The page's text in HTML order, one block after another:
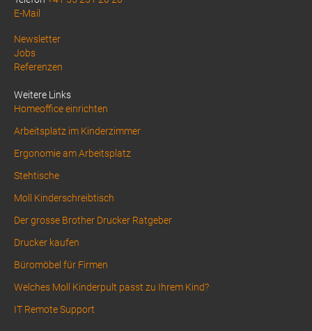
E-Mail
Above
Footer
Newsletter
Jobs
Referenzen
Weitere Links
Homeoffice einrichten
Arbeitsplatz im Kinderzimmer
Ergonomie am Arbeitsplatz
Stehtische
Moll Kinderschreibtisch
Der grosse Brother Drucker Ratgeber
Drucker kaufen
Büromöbel für Firmen
Welches Moll Kinderpult passt zu Ihrem Kind?
IT Remote Support